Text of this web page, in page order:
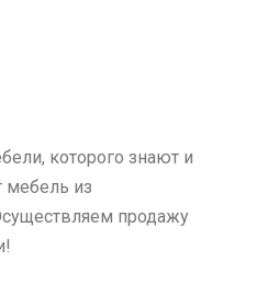
которого знают и
мебель из
продажу